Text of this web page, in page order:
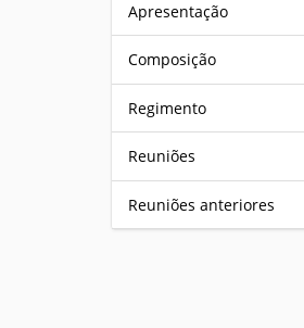
t
Apresentação
Composição
Regimento
Reuniões
Reuniões anteriores